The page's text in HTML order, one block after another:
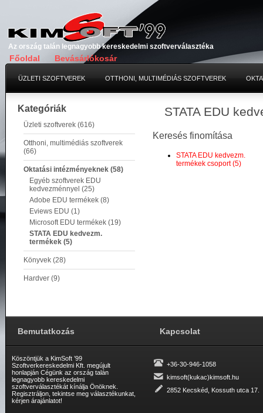
Főoldal Bevásárlókosár
Az ország talán legnagyobb kereskedelmi szoftverválasztéka
ÜZLETI SZOFTVEREK OTTHONI, MULTIMÉDIÁS SZOFTVEREK
Kategóriák
Üzleti szoftverek (616)
Otthoni, multimédiás szoftverek
(66)
Oktatási intézményeknek (58)
Egyéb szoftverek EDU
kedvezménnyel (25)
Adobe EDU termékek (8)
Eviews EDU (1)
Microsoft EDU termékek (19)
STATA EDU kedvezm.
termékek (5)
Könyvek (28)
Hardver (9)
STATA EDU
Keresés finomítása
STATA EDU kedvezm.
termékek csoport (5)
Bemutatkozás
Köszöntjük a KimSoft ’99
Szoftverkereskedelmi Kft. megújult
honlapján Cégünk az ország talán
legnagyobb kereskedelmi
szoftverválasztékát kínálja Önöknek.
Regisztráljon, tekintse meg választékunkat,
kérjen árajánlatot!
Kapcsolat
+36-30-946-1058
kimsoft(kukac)kimsoft.hu
2852 Kecskéd, Kossuth utca 17.